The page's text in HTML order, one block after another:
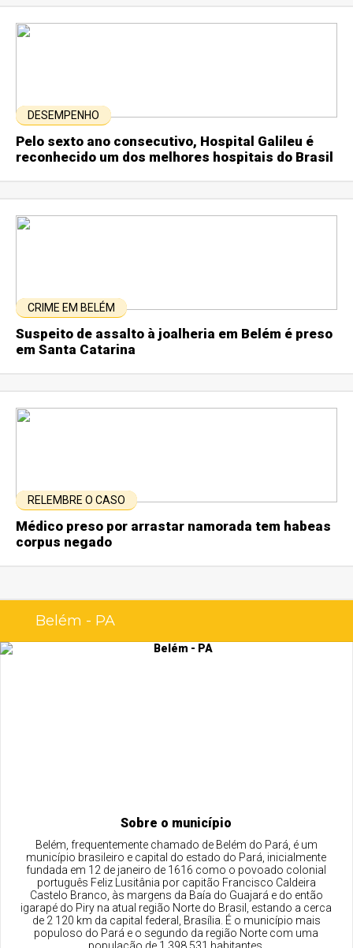
DESEMPENHO
Pelo sexto ano consecutivo, Hospital Galileu é
reconhecido um dos melhores hospitais do Brasil
CRIME EM BELÉM
Suspeito de assalto à joalheria em Belém é preso
em Santa Catarina
RELEMBRE O CASO
Médico preso por arrastar namorada tem habeas
corpus negado
Belém - PA
Sobre o município
Belém, frequentemente chamado de Belém do Pará, é um
município brasileiro e capital do estado do Pará, inicialmente
fundada em 12 de janeiro de 1616 como o povoado colonial
português Feliz Lusitânia por capitão Francisco Caldeira
Castelo Branco, às margens da Baía do Guajará e do então
igarapé do Piry na atual região Norte do Brasil, estando a cerca
de 2 120 km da capital federal, Brasília. É o município mais
populoso do Pará e o segundo da região Norte com uma